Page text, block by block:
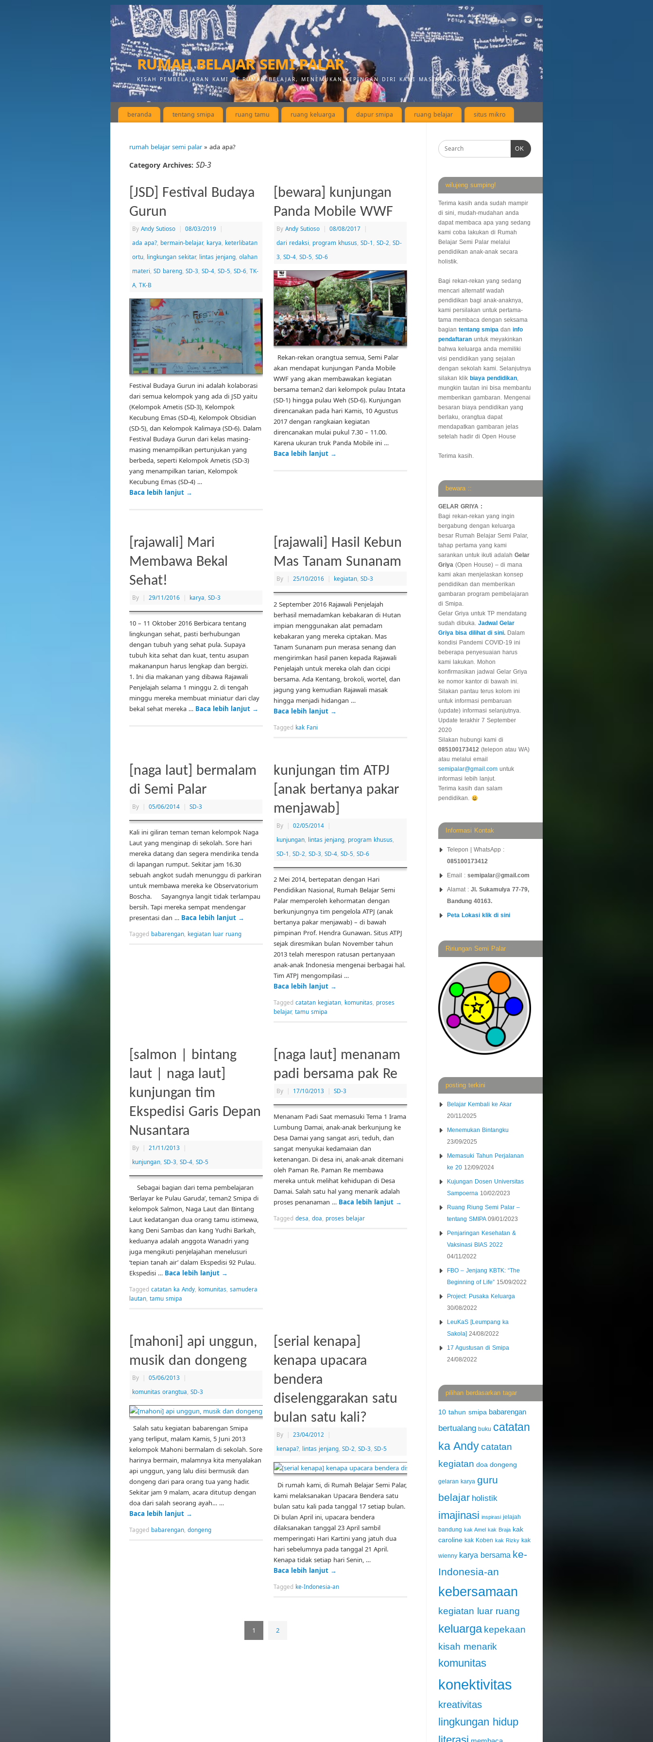
rumah belajar semi palar
KISAH PEMBELAJARAN KAMI DI RUMAH BELAJAR, MENEMUKAN KEPINGAN DIRI KAMI MASING-MASING
beranda tentang smipa ruang tamu ruang keluarga dapur smipa ruang belajar situs mikro
rumah belajar semi palar» ada apa?
Category Archives: SD-3
[JSD] Festival Budaya
Gurun
By Andy Sutioso | 08/03/2019
|
ada apa?, bermain-belajar, karya, keterlibatan
ortu, lingkungan sekitar, lintas jenjang, olahan
materi, SD bareng, SD-3, SD-4, SD-5, SD-6, TK-
A, TK-B
Festival Budaya Gurun ini adalah kolaborasi
dari semua kelompok yang ada di JSD yaitu
(Kelompok Ametis (SD-3), Kelompok
Kecubung Emas (SD-4), Kelompok Obsidian
(SD-5), dan Kelompok Kalimaya (SD-6). Dalam
Festival Budaya Gurun dari kelas masing-
masing menampilkan pertunjukan yang
berbeda, seperti Kelompok Ametis (SD-3)
yang menampilkan tarian, Kelompok
Kecubung Emas (SD-4) …
Baca lebih lanjut →
[bewara] kunjungan
Panda Mobile WWF
ByAndy Sutioso | 08/08/2017
|
dari redaksi, program khusus,SD-1,SD-2,SD-
3,SD-4,SD-5,SD-6
Rekan-rekan orangtua semua, Semi Palar
akan mendapat kunjungan Panda Mobile
WWF yang akan membawakan kegiatan
bersama teman2 dari kelompok pulau Intata
(SD-1) hingga pulau Weh (SD-6). Kunjungan
direncanakan pada hari Kamis, 10 Agustus
2017 dengan rangkaian kegiatan
direncanakan mulai pukul 7.30 – 11.00.
Karena ukuran truk Panda Mobile ini …
Baca lebih lanjut →
[rajawali] Mari
Membawa Bekal
Sehat!
By | 29/11/2016 | karya SD-3
10 – 11 Oktober 2016 Berbicara tentang
lingkungan sehat, pasti berhubungan
dengan tubuh yang sehat pula. Supaya
tubuh kita sehat dan kuat, tentu asupan
makananpun harus lengkap dan bergizi.
1. Ini dia makanan yang dibawa Rajawali
Penjelajah selama 1 minggu 2. di tengah
minggu mereka membuat miniatur dari clay
bekal sehat mereka … Baca lebih lanjut →
[rajawali] Hasil Kebun
Mas Tanam Sunanam
By | 25/10/2016 | kegiatan ,SD-3
2 September 2016 Rajawali Penjelajah
berhasil memadamkan kebakaran di Hutan
impian menggunakan alat pemadam
kebakaran yang mereka ciptakan. Mas
Tanam Sunanam pun merasa senang dan
mengirimkan hasil panen kepada Rajawali
Penjelajah untuk mereka olah dan cicipi
bersama. Ada Kentang, brokoli, wortel, dan
jagung yang kemudian Rajawali masak
hingga menjadi hidangan …
Baca lebih lanjut →
Tagged kak Fani
[naga laut] bermalam
di Semi Palar
By | 05/06/2014 | SD-3
Kali ini giliran teman teman kelompok Naga
Laut yang menginap di sekolah. Sore hari
mereka datang dan segera mendirika tenda
di lapangan rumput. Sekitar jam 16.30
sebuah angkot sudah menunggu di parkiran
untuk membawa mereka ke Observatorium
Boscha. Sayangnya langit tidak terlampau
bersih. Tapi mereka sempat mendengar
presentasi dan … Baca lebih lanjut →
Tagged babarengan kegiatan luar ruang
kunjungan tim ATPJ
[anak bertanya pakar
menjawab]
By | 02/05/2014
|
kunjungan lintas jenjang program khusus
SD-1 ,SD-2 ,SD-3 ,SD-4 ,SD-5 ,SD-6
2 Mei 2014, bertepatan dengan Hari
Pendidikan Nasional, Rumah Belajar Semi
Palar memperoleh kehormatan dengan
berkunjungnya tim pengelola ATPJ (anak
bertanya pakar menjawab) – di bawah
pimpinan Prof. Hendra Gunawan. Situs ATPJ
sejak diresmikan bulan November tahun
2013 telah merespon ratusan pertanyaan
anak-anak Indonesia mengenai berbagai hal.
Tim ATPJ mengompilasi …
Baca lebih lanjut →
Taggedcatatan kegiatan komunitas proses
belajar,tamu smipa
[salmon | bintang
laut | naga laut]
kunjungan tim
Ekspedisi Garis Depan
Nusantara
By | 21/11/2013
|
kunjungan SD-3 SD-4 SD-5
Sebagai bagian dari tema pembelajaran
‘Berlayar ke Pulau Garuda’, teman2 Smipa di
kelompok Salmon, Naga Laut dan Bintang
Laut kedatangan dua orang tamu istimewa,
kang Deni Sambas dan kang Yudhi Barkah,
keduanya adalah anggota Wanadri yang
juga mengikuti penjelajahan menelusuri
‘tepian tanah air’ dalam Ekspedisi 92 Pulau.
Ekspedisi … Baca lebih lanjut →
Tagged catatan ka Andy komunitas samudera
lautan tamu smipa
[naga laut] menanam
padi bersama pak Re
By | 17/10/2013 | SD-3
Menanam Padi Saat memasuki Tema 1 Irama
Lumbung Damai, anak-anak berkunjung ke
Desa Damai yang sangat asri, teduh, dan
sangat menyukai kedamaian dan
ketenangan. Di desa ini, anak-anak ditemani
oleh Paman Re. Paman Re membawa
mereka untuk melihat kehidupan di Desa
Damai. Salah satu hal yang menarik adalah
proses penanaman … Baca lebih lanjut →
Taggeddesa ,doa proses belajar
[mahoni] api unggun,
musik dan dongeng
By | 05/06/2013
|
komunitas orangtua SD-3
Salah satu kegiatan babarengan Smipa
yang terliput, malam Kamis, 5 Juni 2013
kelompok Mahoni bermalam di sekolah. Sore
harinya bermain, malamnya kita menyalakan
api unggun, yang lalu diisi bermusik dan
dongeng dari para orang tua yang hadir.
Sekitar jam 9 malam, acara ditutup dengan
doa dari salah seorang ayah… …
Baca lebih lanjut →
Tagged babarengan dongeng
[serial kenapa]
kenapa upacara
bendera
diselenggarakan satu
bulan satu kali?
By | 23/04/2012
|
kenapa? lintas jenjang ,SD-2 ,SD-3 ,SD-5
Di rumah kami, di Rumah Belajar Semi Palar,
kami melaksanakan Upacara Bendera satu
bulan satu kali pada tanggal 17 setiap bulan.
Di bulan April ini, upacara bendera
dilaksanakan tanggal 23 April sambil
memperingati Hari Kartini yang jatuh dua
hari sebelumnya pada tanggal 21 April.
Kenapa tidak setiap hari Senin, …
Baca lebih lanjut →
Tagged ke-Indonesia-an
1 2
OK
wilujeng sumping!
Terima kasih anda sudah mampir
di sini, mudah-mudahan anda
dapat membaca apa yang sedang
kami coba lakukan di Rumah
Belajar Semi Palar melalui
pendidikan anak-anak secara
holistik.
Bagi rekan-rekan yang sedang
mencari alternatif wadah
pendidikan bagi anak-anaknya,
kami persilakan untuk pertama-
tama membaca dengan seksama
bagian tentang smipa dan info
pendaftaran untuk meyakinkan
bahwa keluarga anda memiliki
visi pendidikan yang sejalan
dengan sekolah kami. Selanjutnya
silakan klik biaya pendidikan,
mungkin tautan ini bisa membantu
memberikan gambaran. Mengenai
besaran biaya pendidikan yang
berlaku, orangtua dapat
mendapatkan gambaran jelas
setelah hadir di Open House
Terima kasih.
bewara ::
GELAR GRIYA :
Bagi rekan-rekan yang ingin
bergabung dengan keluarga
besar Rumah Belajar Semi Palar,
tahap pertama yang kami
sarankan untuk ikuti adalah Gelar
Griya (Open House) – di mana
kami akan menjelaskan konsep
pendidikan dan memberikan
gambaran program pembelajaran
di Smipa.
Gelar Griya untuk TP mendatang
sudah dibuka. Jadwal Gelar
Griya bisa dilihat di sini. Dalam
kondisi Pandemi COVID-19 ini
beberapa penyesuaian harus
kami lakukan. Mohon
konfirmasikan jadwal Gelar Griya
ke nomor kantor di bawah ini.
Silakan pantau terus kolom ini
untuk informasi pembaruan
(update) informasi selanjutnya.
Update terakhir 7 September
2020
Silakan hubungi kami di
085100173412 (telepon atau WA)
atau melalui email
semipalar@gmail.com untuk
informasi lebih lanjut.
Terima kasih dan salam
pendidikan.
Informasi Kontak
Telepon | WhatsApp :
085100173412
Email : semipalar@gmail.com
Alamat : Jl. Sukamulya 77-79,
Bandung 40163.
Peta Lokasi klik di sini
Ririungan Semi Palar
posting terkini
Belajar Kembali ke Akar
20/11/2025
Menemukan Bintangku
23/09/2025
Memasuki Tahun Perjalanan
ke 20 12/09/2024
Kujungan Dosen Universitas
Sampoerna 10/02/2023
Ruang Riung Semi Palar –
tentang SMIPA 09/01/2023
Penjaringan Kesehatan &
Vaksinasi BIAS 2022
04/11/2022
FBO – Jenjang KBTK: “The
Beginning of Life” 15/09/2022
Project: Pusaka Keluarga
30/08/2022
LeuKaS [Leumpang ka
Sakola] 24/08/2022
17 Agustusan di Smipa
24/08/2022
pilihan berdasarkan tagar
10 tahun smipa babarengan
bertualang buku catatan
ka Andycatatan
kegiatan doa dongeng
gelaran karya guru
belajar holistik
imajinasi inspirasi jelajah
bandung kak Amel kak Braja kak
caroline kak Koben kak Rizky kak
wienny karya bersama ke-
Indonesia-an
kebersamaan
kegiatan luar ruang
keluarga kepekaan
kisah menarik
komunitas
konektivitas
kreativitas
lingkungan hidup